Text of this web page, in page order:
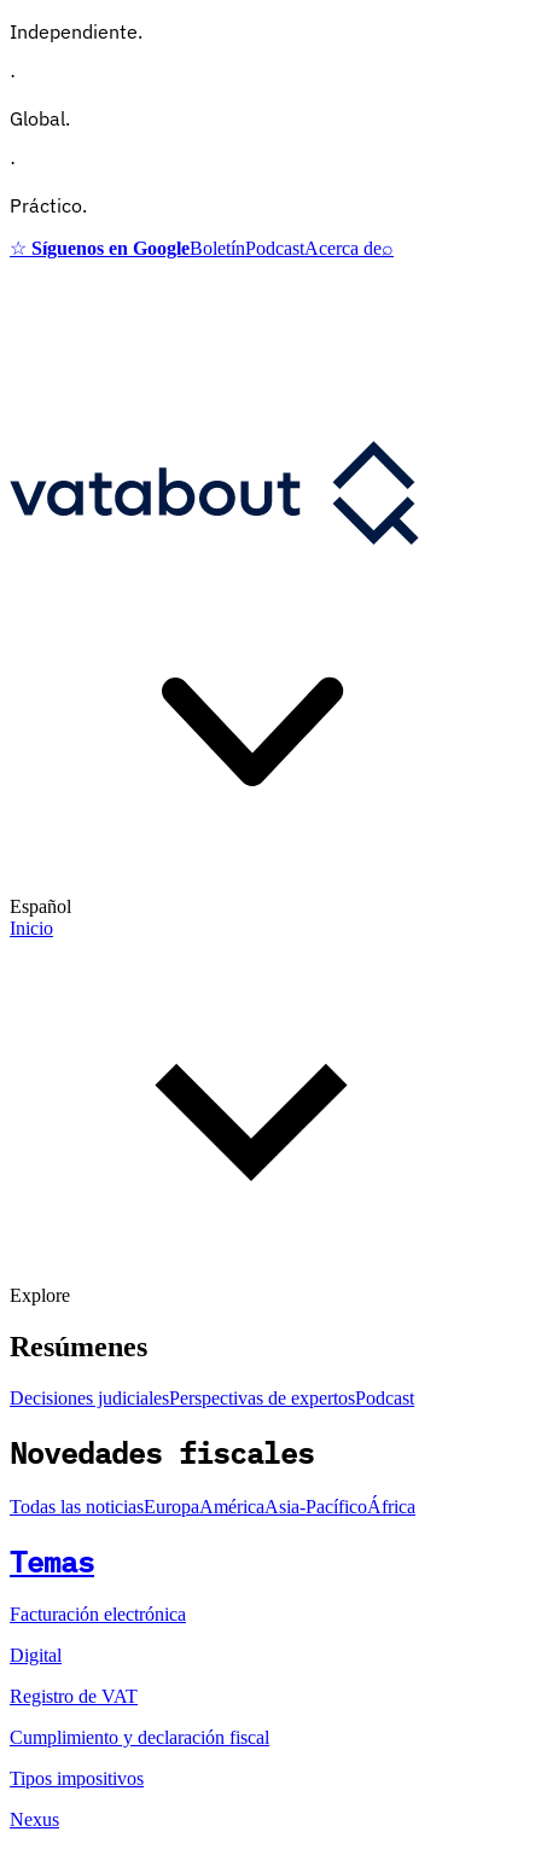
Independiente.
·
Global.
·
Práctico.
☆ Síguenos en GoogleBoletínPodcastAcerca de⌕
Español
Inicio
Explore
Resúmenes
Decisiones judicialesPerspectivas de expertosPodcast
Novedades fiscales
Todas las noticiasEuropaAméricaAsia-PacíficoÁfrica
Temas
Facturación electrónica
Digital
Registro de VAT
Cumplimiento y declaración fiscal
Tipos impositivos
Nexus